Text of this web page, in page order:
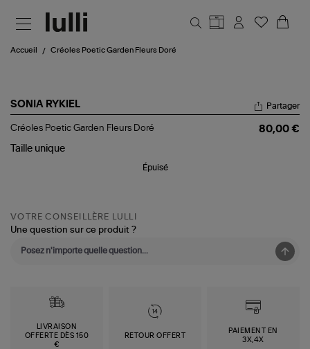
Accueil Créoles Poetic Garden Fleurs Doré
SONIA RYKIEL
Créoles
Garden
Partager
Créoles Poetic Garden Fleurs Doré
80,00 €
Taille unique
Épuisé
VOTRE CONSEILLÈRE LULLI
Une question sur ce produit ?
LIVRAISON
OFFERTE DÈS 150
€
RETOUR OFFERT
PAIEMENT EN
3X,4X